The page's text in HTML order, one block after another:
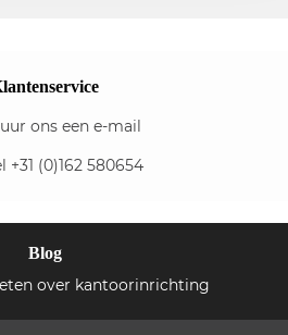
ons een e-mail
+31 (0)162 580654
Blog
over kantoorinrichting